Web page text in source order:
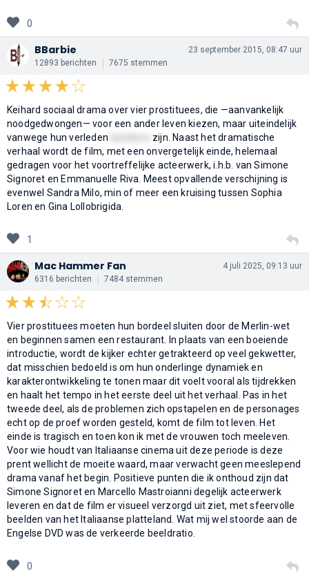
0
BBarbie
12893 berichten 7675 stemmen
23 september 2015, 08:47 uur
Keihard sociaal drama over vier prostituees, die —aanvankelijk
noodgedwongen— voor een ander leven kiezen, maar uiteindelijk
vanwege hun verleden
zijn. Naast het dramatische
verhaal wordt de film, met een onvergetelijk einde, helemaal
gedragen voor het voortreffelijke acteerwerk, i.h.b. van Simone
Signoret en Emmanuelle Riva. Meest opvallende verschijning is
evenwel Sandra Milo, min of meer een kruising tussen Sophia
Loren en Gina Lollobrigida.
1
Mac Hammer Fan
6316 berichten 7484 stemmen
4 juli 2025, 09:13 uur
Vier prostituees moeten hun bordeel sluiten door de Merlin-wet
en beginnen samen een restaurant. In plaats van een boeiende
introductie, wordt de kijker echter getrakteerd op veel gekwetter,
dat misschien bedoeld is om hun onderlinge dynamiek en
karakterontwikkeling te tonen maar dit voelt vooral als tijdrekken
en haalt het tempo in het eerste deel uit het verhaal. Pas in het
tweede deel, als de problemen zich opstapelen en de personages
echt op de proef worden gesteld, komt de film tot leven. Het
einde is tragisch en toen kon ik met de vrouwen toch meeleven.
Voor wie houdt van Italiaanse cinema uit deze periode is deze
prent wellicht de moeite waard, maar verwacht geen meeslepend
drama vanaf het begin. Positieve punten die ik onthoud zijn dat
Simone Signoret en Marcello Mastroianni degelijk acteerwerk
leveren en dat de film er visueel verzorgd uit ziet, met sfeervolle
beelden van het Italiaanse platteland. Wat mij wel stoorde aan de
Engelse DVD was de verkeerde beeldratio.
0